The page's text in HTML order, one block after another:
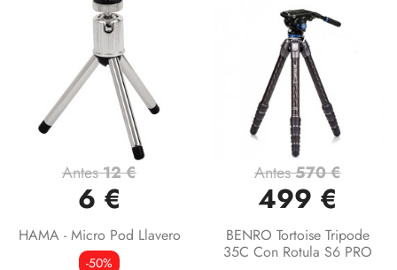
Antes12 €
6 €
HAMA - Micro Pod Llavero
-50%
Antes570 €
499 €
BENRO Tortoise Tripode
35C Con Rotula S6 PRO